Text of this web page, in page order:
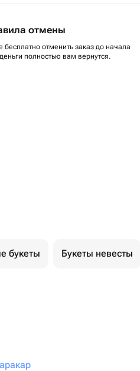
отмены
отменить заказ до начала
полностью вам вернутся.
букеты Букеты невесты